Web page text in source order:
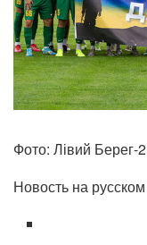
Фото: Лівий Берег-2
Новость на русском